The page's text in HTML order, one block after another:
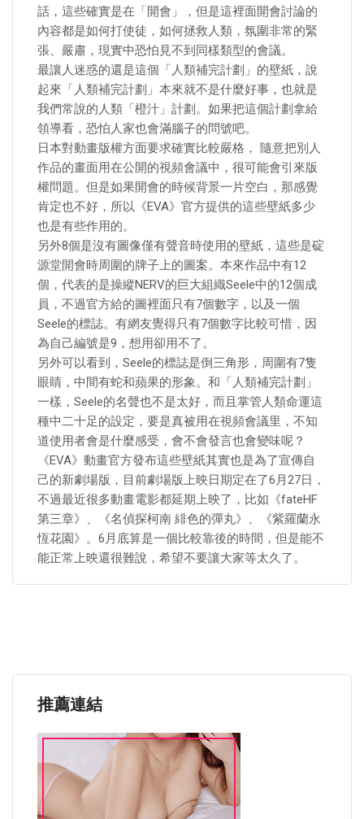
話，這些確實是在「開會」，但是這裡面開會討論的
內容都是如何打使徒，如何拯救人類，氛圍非常的緊
張、嚴肅，現實中恐怕見不到同樣類型的會議。
最讓人迷惑的還是這個「人類補完計劃」的壁紙，說
起來「人類補完計劃」本來就不是什麼好事，也就是
我們常說的人類「橙汁」計劃。如果把這個計劃拿給
領導看，恐怕人家也會滿腦子的問號吧。
日本對動畫版權方面要求確實比較嚴格， 隨意把別人
作品的畫面用在公開的視頻會議中，很可能會引來版
權問題。但是如果開會的時候背景一片空白，那感覺
肯定也不好，所以《EVA》官方提供的這些壁紙多少
也是有些作用的。
另外8個是沒有圖像僅有聲音時使用的壁紙，這些是碇
源堂開會時周圍的牌子上的圖案。本來作品中有12
個，代表的是操縱NERV的巨大組織Seele中的12個成
員，不過官方給的圖裡面只有7個數字，以及一個
Seele的標誌。有網友覺得只有7個數字比較可惜，因
為自己編號是9，想用卻用不了。
另外可以看到，Seele的標誌是倒三角形，周圍有7隻
眼睛，中間有蛇和蘋果的形象。和「人類補完計劃」
一樣，Seele的名聲也不是太好，而且掌管人類命運這
種中二十足的設定，要是真被用在視頻會議里，不知
道使用者會是什麼感受，會不會發言也會變味呢？
《EVA》動畫官方發布這些壁紙其實也是為了宣傳自
己的新劇場版，目前劇場版上映日期定在了6月27日，
不過最近很多動畫電影都延期上映了，比如《fateHF
第三章》、《名偵探柯南 緋色的彈丸》、《紫羅蘭永
恆花園》。6月底算是一個比較靠後的時間，但是能不
能正常上映還很難說，希望不要讓大家等太久了。
推薦連結